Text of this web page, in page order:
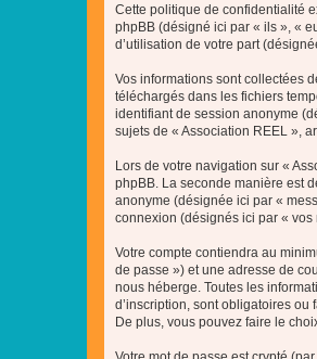
Cette politique de confidentialité
phpBB (désigné ici par « ils », «
d’utilisation de votre part
Vos informations sont collectées
téléchargés dans les fichiers
identifiant de session anonyme
sujets de « Association REEL »,
Lors de votre navigation sur «
phpBB. La seconde manière est
anonyme (désignée ici par «
connexion (désignés ici par « vos
Votre compte contiendra au
de passe ») et une adresse de
nous héberge. Toutes les
d’inscription, sont obligatoires
De plus, vous pouvez faire le